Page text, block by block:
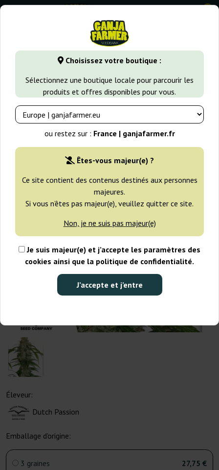
Choisissez votre boutique :
Sélectionnez une boutique locale pour parcourir les
produits et offres disponibles pour vous.
ou restez sur : France | ganjafarmer.fr
Êtes-vous majeur(e) ?
Ce site contient des contenus destinés aux personnes
majeures.
Si vous n’êtes pas majeur(e), veuillez quitter ce site.
Non, je ne suis pas majeur(e)
Je suis majeur(e) et j’accepte les paramètres des
cookies ainsi que la politique de confidentialité.
J’accepte et j’entre
0
GanjaFarmer.fr Variétés de Cannabis White Widow
Passion
-25%
Éleveur:
Dutch Passion
Emballage d'origine:
3 graines 27,75 €